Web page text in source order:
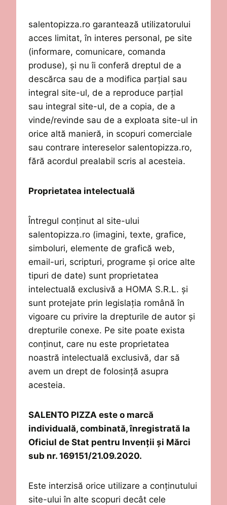
salentopizza.ro garantează utilizatorului
acces limitat, în interes personal, pe site
(informare, comunicare, comanda
produse), și nu îi conferă dreptul de a
descărca sau de a modifica parțial sau
integral site-ul, de a reproduce parțial
sau integral site-ul, de a copia, de a
vinde/revinde sau de a exploata site-ul in
orice altă manieră, in scopuri comerciale
sau contrare intereselor salentopizza.ro,
fără acordul prealabil scris al acesteia.
Proprietatea intelectuală
Întregul conținut al site-ului
salentopizza.ro (imagini, texte, grafice,
simboluri, elemente de grafică web,
email-uri, scripturi, programe și orice alte
tipuri de date) sunt proprietatea
intelectuală exclusivă a HOMA S.R.L. și
sunt protejate prin legislația română în
vigoare cu privire la drepturile de autor și
drepturile conexe. Pe site poate exista
conținut, care nu este proprietatea
noastră intelectuală exclusivă, dar să
avem un drept de folosință asupra
acesteia.
SALENTO PIZZA este o marcă
individuală, combinată, înregistrată la
Oficiul de Stat pentru Invenții și Mărci
sub nr. 169151/21.09.2020.
Este interzisă orice utilizare a conținutului
site-ului în alte scopuri decât cele